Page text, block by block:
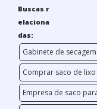
Buscas r
elaciona
das:
Gabinete de secagem
Comprar saco de
Empresa de saco